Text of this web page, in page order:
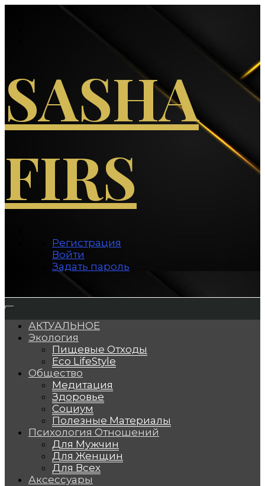
SASHA
FIRS
Регистрация
Войти
Задать пароль
АКТУАЛЬНОЕ
Экология
Пищевые Отходы
Eco LifeStyle
Общество
Медитация
Здоровье
Социум
Полезные Материалы
Психология Отношений
Для Мужчин
Для Женщин
Для Всех
Аксессуары